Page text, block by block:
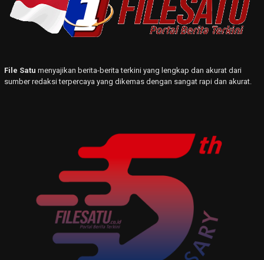
File Satu menyajikan berita-berita terkini yang lengkap dan akurat dari
sumber redaksi terpercaya yang dikemas dengan sangat rapi dan akurat.